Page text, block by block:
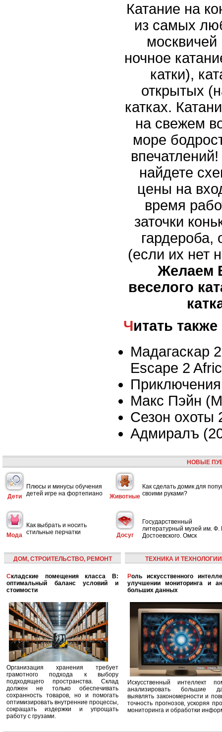
Катание на
из самых
ночное
катки),
открытых
катках.
на свежем
море
найдете
цены на
время
заточки
(если их нет
Желаем
веселого
Читать также
Мадагаскар
Escape 2
Макс Пэйн
Сезон охоты
Адмиралъ
НОВЫЕ
Дети
Плюсы и минусы обучения
детей игре на фортепиано
Животные
Как сделать домик для
своими руками?
Мода
Как выбрать и носить
стильные перчатки
Досуг
Государственный
литературный музей им. Ф.
Достоевского. Омск
ДОМ, СТРОИТЕЛЬСТВО, РЕМОНТ
Складские помещения класса B:
оптимальный баланс условий и
стоимости
Организация хранения требует
грамотного подхода к выбору
подходящего пространства. Склад
должен не только обеспечивать
сохранность товаров, но и помогать
оптимизировать внутренние процессы,
сокращать издержки и упрощать
работу с грузами.
ТЕХНИКА И ТЕХНОЛОГИИ
Роль искусственного интеллекта в
улучшении мониторинга и
больших данных
Искусственный интеллект
анализировать большие
выявлять закономерности и
точность прогнозов, ускоряя
мониторинга и обработки